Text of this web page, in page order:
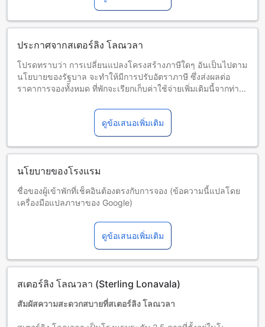
ประกาศจากสเตอร์ลิง โลณวลา
โปรดทราบว่า การเปลี่ยนแปลงโครงสร้างภาษีใดๆ อันเป็นไปตาม
นโยบายของรัฐบาล จะทำให้มีการปรับอัตราภาษี ซึ่งส่งผลต่อ
ราคาการจองทั้งหมด ที่พักจะเรียกเก็บค่าใช้จ่ายเพิ่มเติมนี้จากท่าน
ดูข้อเสนอเพิ่มเติม
นโยบายของโรงแรม
ชื่อของผู้เข้าพักที่เช็คอินต้องตรงกับการจอง (ข้อความนี้แปลโดย
เครื่องมือแปลภาษาของ Google)
โดยเครื่องมือแปลภาษาของ Google)
เด็กทารกอายุ 0-5 ปี (รวมอายุ 5 ปี)
พักฟรี หากใช้เตียงที่มีอยู่ หมายเหตุ: หากต้องการใช้เตียงเด็ก อาจ
เด็กอายุ 6-12 ปี (รวมอายุ 12 ปี)
พักฟรีหากใช้เตียงที่มีอยู่แล้ว
ผู้เข้าพักอายุ 13 ปีขึ้นไปถือเป็นผู้ใหญ่
บริการเตียงเสริมขึ้นอยู่กับประเภทห้องที่เลือก กรุณาตรวจสอบ
ดูข้อเสนอเพิ่มเติม
สเตอร์ลิง โลณวลา (Sterling Lonavala)
สัมผัสความสะดวกสบายที่สเตอร์ลิง โลณวลา